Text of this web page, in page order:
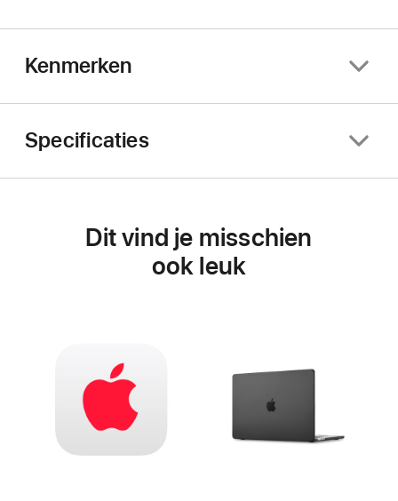
Kenmerken
Specificaties
Dit vind je misschien
ook leuk